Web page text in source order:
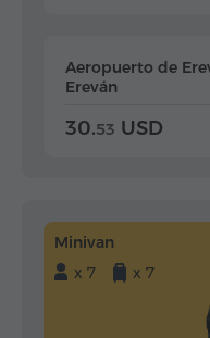
Aeropuerto de
Ereván
30.53 USD
Minivan
x 7
x 7